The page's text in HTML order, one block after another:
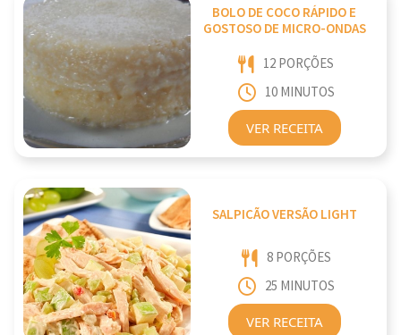
BOLO DE COCO RÁPIDO E
GOSTOSO DE MICRO-ONDAS
12 PORÇÕES
10 MINUTOS
VER RECEITA
SALPICÃO VERSÃO LIGHT
8 PORÇÕES
25 MINUTOS
VER RECEITA